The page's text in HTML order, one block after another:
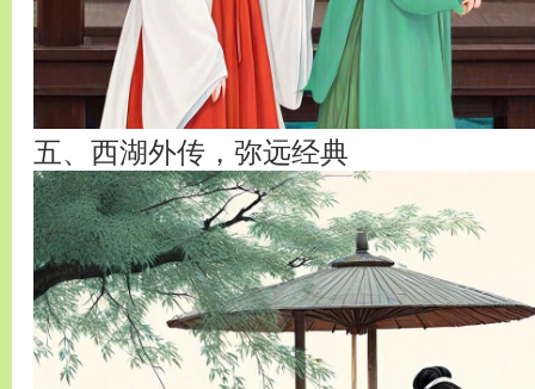
五、西湖外传，弥远经典